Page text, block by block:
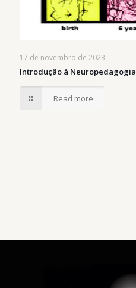
17 de novembro de 2023
Introdução à Neuropedagogia
Read more